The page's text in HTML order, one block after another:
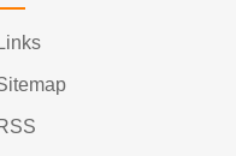
Links